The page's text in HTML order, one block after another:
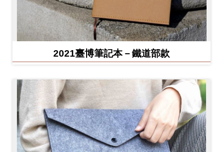
2021臺博筆記本－鐵道部款